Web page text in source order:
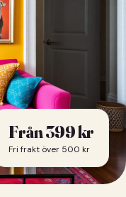
Från399kr
Fri frakt över 500 kr